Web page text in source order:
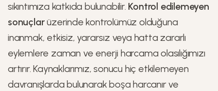
sıkıntımıza katkıda bulunabilir. Kontrol edilemeyen
sonuçlarüzerinde kontrolümüz olduğuna
inanmak, etkisiz, yararsız veya hatta zararlı
eylemlere zaman ve enerji harcama olasılığımızı
artırır. Kaynaklarımız, sonucu hiç etkilemeyen
davranışlarda bulunarak boşa harcanır ve